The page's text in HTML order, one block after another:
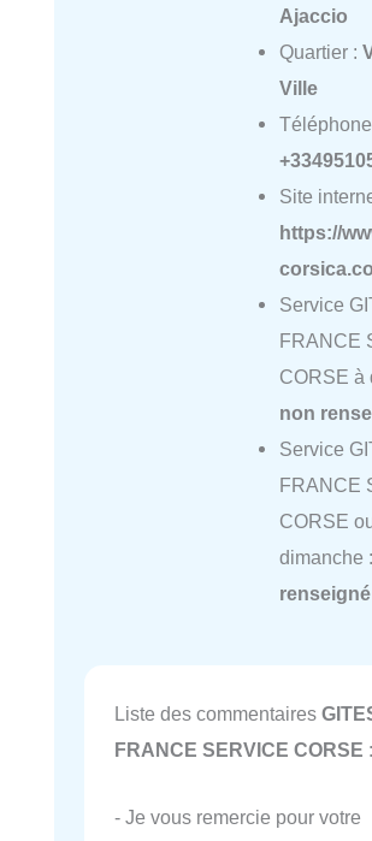
Ajaccio
Quartier :
Ville
Site
https://
Service
FRANCE
CORSE à
non
Service
FRANCE
CORSE
dimanche :
renseigné
Liste des commentaires
FRANCE SERVICE CORSE :
- Je vous remercie pour votre